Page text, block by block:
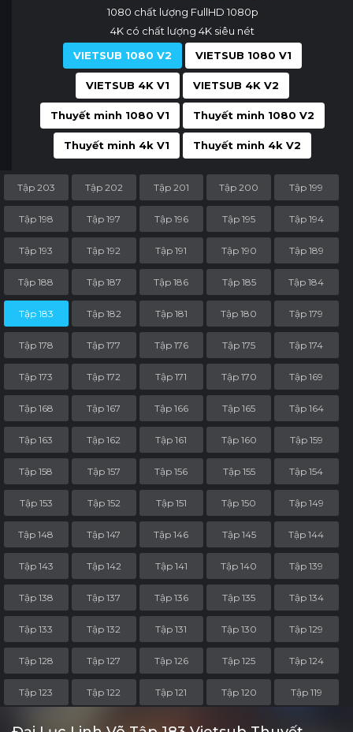
1080 chất lượng FullHD 1080p
4K có chất lượng 4K siêu nét
VIETSUB 1080 V2
VIETSUB 1080 V1
VIETSUB 4K V1 VIETSUB 4K V2
Thuyết minh 1080 V1 Thuyết minh 1080 V2
Thuyết minh 4k V1 Thuyết minh 4k V2
Tập 203 Tập 202 Tập 201 Tập 200 Tập 199
Tập 198 Tập 197 Tập 196 Tập 195 Tập 194
Tập 193 Tập 192 Tập 191 Tập 190 Tập 189
Tập 188 Tập 187 Tập 186 Tập 185 Tập 184
Tập 183 Tập 182 Tập 181 Tập 180 Tập 179
Tập 178 Tập 177 Tập 176 Tập 175 Tập 174
Tập 173 Tập 172 Tập 171 Tập 170 Tập 169
Tập 168 Tập 167 Tập 166 Tập 165 Tập 164
Tập 163 Tập 162 Tập 161 Tập 160 Tập 159
Tập 158 Tập 157 Tập 156 Tập 155 Tập 154
Tập 153 Tập 152 Tập 151 Tập 150 Tập 149
Tập 148 Tập 147 Tập 146 Tập 145 Tập 144
Tập 143 Tập 142 Tập 141 Tập 140 Tập 139
Tập 138 Tập 137 Tập 136 Tập 135 Tập 134
Tập 133 Tập 132 Tập 131 Tập 130 Tập 129
Tập 128 Tập 127 Tập 126 Tập 125 Tập 124
Tập 123 Tập 122 Tập 121 Tập 120 Tập 119
Tập 118 Tập 117 Tập 115 Tập 114